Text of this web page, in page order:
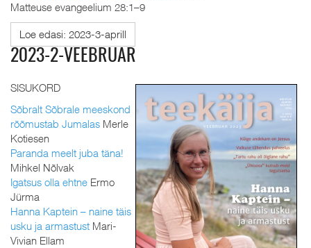
Matteuse evangeelium 28:1–9
Loe edasi: 2023-3-aprill
2023-2-VEEBRUAR
SISUKORD
Sõbralt Sõbrale meeskond
rõõmustab Jumalas Merle
Kotiesen
Paranda meelt juba täna!
Mihkel Nõlvak
Igatsus olla ehtne Ermo
Jürma
Hanna Kaptein – naine täis
usku ja armastust Mari-
Vivian Ellam